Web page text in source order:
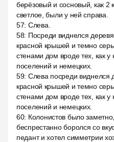
берёзовый и сосновый, как 2
светлое, были у ней справа.
57: Слева.
58: Посреди виднелся
красной крышей и темно
стенами дом вроде тех, как у
поселений и немецких.
59: Слева посреди
красной крышей и темно
стенами дом вроде тех, как у
поселений и немецких.
60: Колонистов было
беспрестанно боролся со
педант и хотел симметрии